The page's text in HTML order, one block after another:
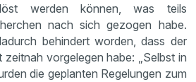
werden können, was teils
nach sich gezogen habe.
behindert worden, dass der
vorgelegen habe: „Selbst in
die geplanten Regelungen zum